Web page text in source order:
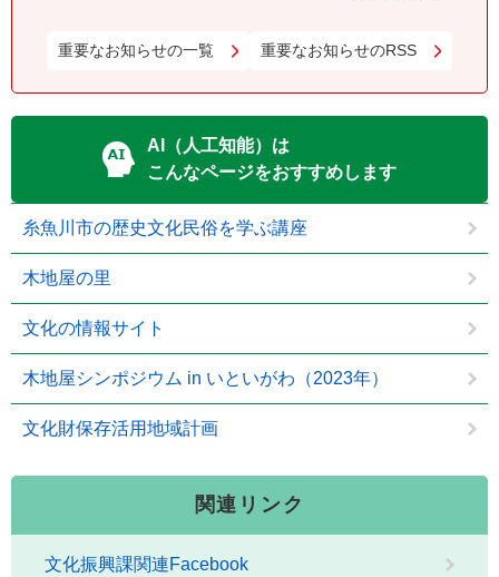
重要なお知らせの一覧 重要なお知らせのRSS
AI（人工知能）は
こんなページをおすすめします
糸魚川市の歴史文化民俗を学ぶ講座
木地屋の里
文化の情報サイト
木地屋シンポジウム in いといがわ（2023年）
文化財保存活用地域計画
関連リンク
文化振興課関連Facebook